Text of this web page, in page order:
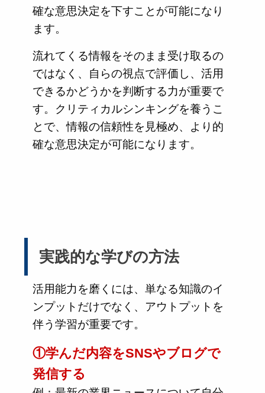
確な意思決定を下すことが可能になり
ます。
流れてくる情報をそのまま受け取るの
ではなく、自らの視点で評価し、活用
できるかどうかを判断する力が重要で
す。クリティカルシンキングを養うこ
とで、情報の信頼性を見極め、より的
確な意思決定が可能になります。
実践的な学びの方法
活用能力を磨くには、単なる知識のイ
ンプットだけでなく、アウトプットを
伴う学習が重要です。
①学んだ内容をSNSやブログで
発信する